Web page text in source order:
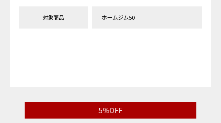
対象商品 ホームジム50
5％OFF